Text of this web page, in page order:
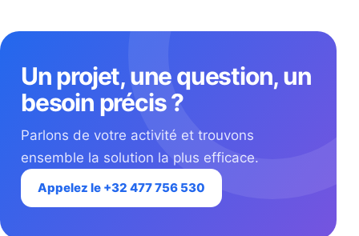
Un projet, une question, un
besoin précis ?
Parlons de votre activité et trouvons
ensemble la solution la plus efficace.
Appelez le +32 477 756 530